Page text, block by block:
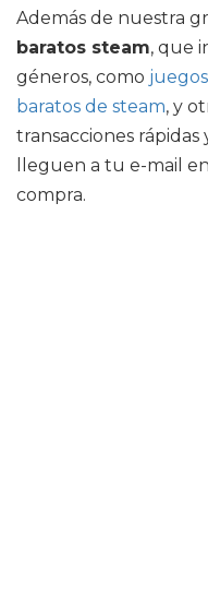
Además de nuestra
baratos steam, que
géneros, como
baratos de steam, y
transacciones rápidas
lleguen a tu e-mail
compra.